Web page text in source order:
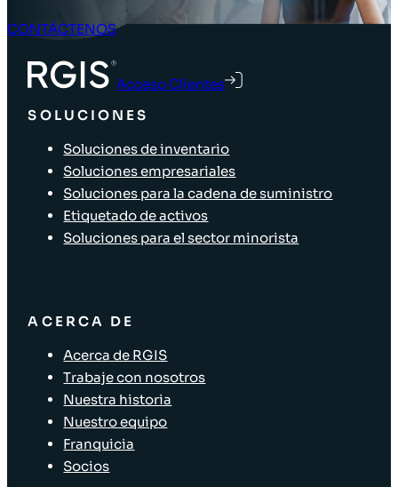
CONTÁCTENOS
Acceso Clientes
SOLUCIONES
Soluciones de inventario
Soluciones empresariales
Soluciones para la cadena de suministro
Etiquetado de activos
Soluciones para el sector minorista
ACERCA DE
Acerca de RGIS
Trabaje con nosotros
Nuestra historia
Nuestro equipo
Franquicia
Socios